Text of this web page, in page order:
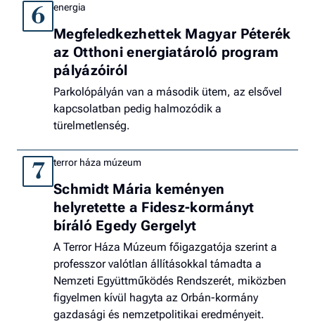
6 energia
Megfeledkezhettek Magyar Péterék
az Otthoni energiatároló program
pályázóiról
Parkolópályán van a második ütem, az elsővel
kapcsolatban pedig halmozódik a
türelmetlenség.
7 terror háza múzeum
Schmidt Mária keményen
helyretette a Fidesz-kormányt
bíráló Egedy Gergelyt
A Terror Háza Múzeum főigazgatója szerint a
professzor valótlan állításokkal támadta a
Nemzeti Együttműködés Rendszerét, miközben
figyelmen kívül hagyta az Orbán-kormány
gazdasági és nemzetpolitikai eredményeit.